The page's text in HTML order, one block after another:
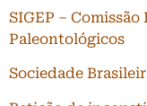
SIGEP –
Paleontológicos
Sociedade